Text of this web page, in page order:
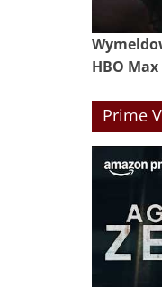
HBO Max
Prime